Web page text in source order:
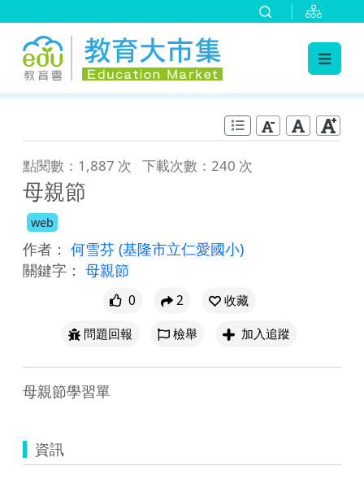
點閱數：1,887 次 下載次數：240 次
母親節
web
作者： 何雪芬 (基隆市立仁愛國小)
關鍵字： 母親節
0 2
收藏
問題回報
檢舉 加入追蹤
母親節學習單
資訊